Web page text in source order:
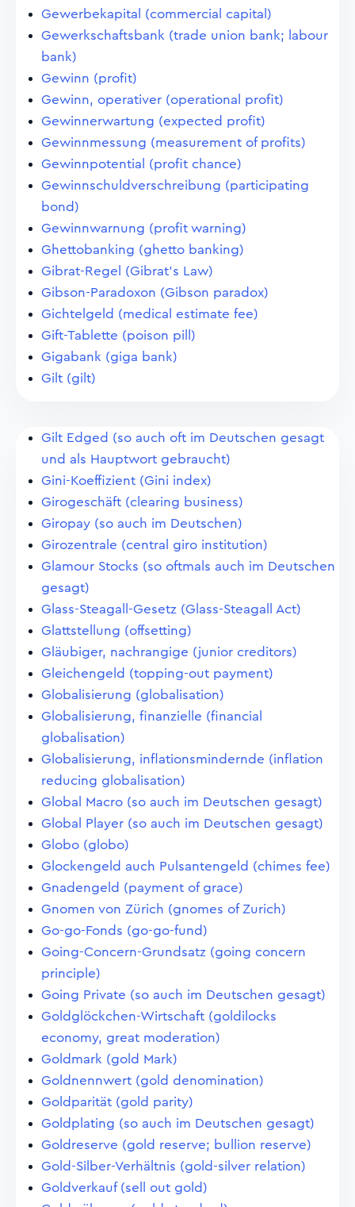
Gewerbekapital (commercial capital)
Gewerkschaftsbank (trade union bank; labour
bank)
Gewinn (profit)
Gewinn, operativer (operational profit)
Gewinnerwartung (expected profit)
Gewinnmessung (measurement of profits)
Gewinnpotential (profit chance)
Gewinnschuldverschreibung (participating
bond)
Gewinnwarnung (profit warning)
Ghettobanking (ghetto banking)
Gibrat-Regel (Gibrat's Law)
Gibson-Paradoxon (Gibson paradox)
Gichtelgeld (medical estimate fee)
Gift-Tablette (poison pill)
Gigabank (giga bank)
Gilt (gilt)
Gilt Edged (so auch oft im Deutschen gesagt
und als Hauptwort gebraucht)
Gini-Koeffizient (Gini index)
Girogeschäft (clearing business)
Giropay (so auch im Deutschen)
Girozentrale (central giro institution)
Glamour Stocks (so oftmals auch im Deutschen
gesagt)
Glass-Steagall-Gesetz (Glass-Steagall Act)
Glattstellung (offsetting)
Gläubiger, nachrangige (junior creditors)
Gleichengeld (topping-out payment)
Globalisierung (globalisation)
Globalisierung, finanzielle (financial
globalisation)
Globalisierung, inflationsmindernde (inflation
reducing globalisation)
Global Macro (so auch im Deutschen gesagt)
Global Player (so auch im Deutschen gesagt)
Globo (globo)
Glockengeld auch Pulsantengeld (chimes fee)
Gnadengeld (payment of grace)
Gnomen von Zürich (gnomes of Zurich)
Go-go-Fonds (go-go-fund)
Going-Concern-Grundsatz (going concern
principle)
Going Private (so auch im Deutschen gesagt)
Goldglöckchen-Wirtschaft (goldilocks
economy, great moderation)
Goldmark (gold Mark)
Goldnennwert (gold denomination)
Goldparität (gold parity)
Goldplating (so auch im Deutschen gesagt)
Goldreserve (gold reserve; bullion reserve)
Gold-Silber-Verhältnis (gold-silver relation)
Goldverkauf (sell out gold)